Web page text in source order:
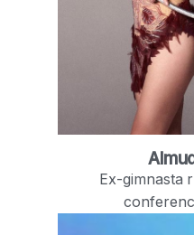
Ex-gimnasta